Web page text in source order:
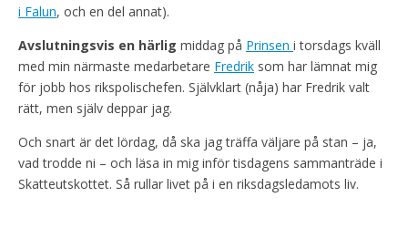
i Falun, och en del annat).
Avslutningsvis en härlig middag på Prinsen i torsdags kväll
med min närmaste medarbetare Fredrik som har lämnat mig
för jobb hos rikspolischefen. Självklart (nåja) har Fredrik valt
rätt, men själv deppar jag.
Och snart är det lördag, då ska jag träffa väljare på stan – ja,
vad trodde ni – och läsa in mig inför tisdagens sammanträde i
Skatteutskottet. Så rullar livet på i en riksdagsledamots liv.